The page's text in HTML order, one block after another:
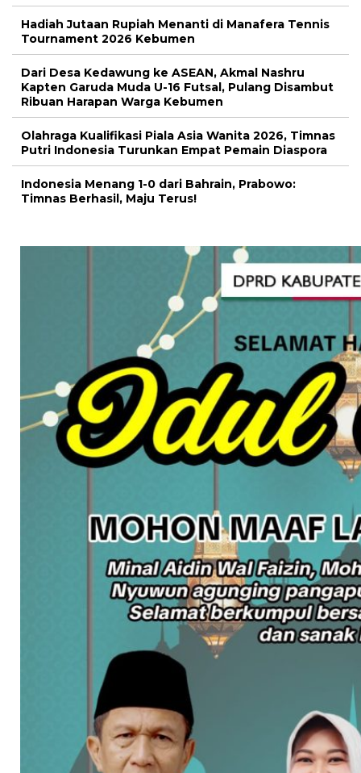
Hadiah Jutaan Rupiah Menanti di Manafera Tennis
Tournament 2026 Kebumen
Dari Desa Kedawung ke ASEAN, Akmal Nashru
Kapten Garuda Muda U-16 Futsal, Pulang Disambut
Ribuan Harapan Warga Kebumen
Olahraga Kualifikasi Piala Asia Wanita 2026, Timnas
Putri Indonesia Turunkan Empat Pemain Diaspora
Indonesia Menang 1-0 dari Bahrain, Prabowo:
Timnas Berhasil, Maju Terus!